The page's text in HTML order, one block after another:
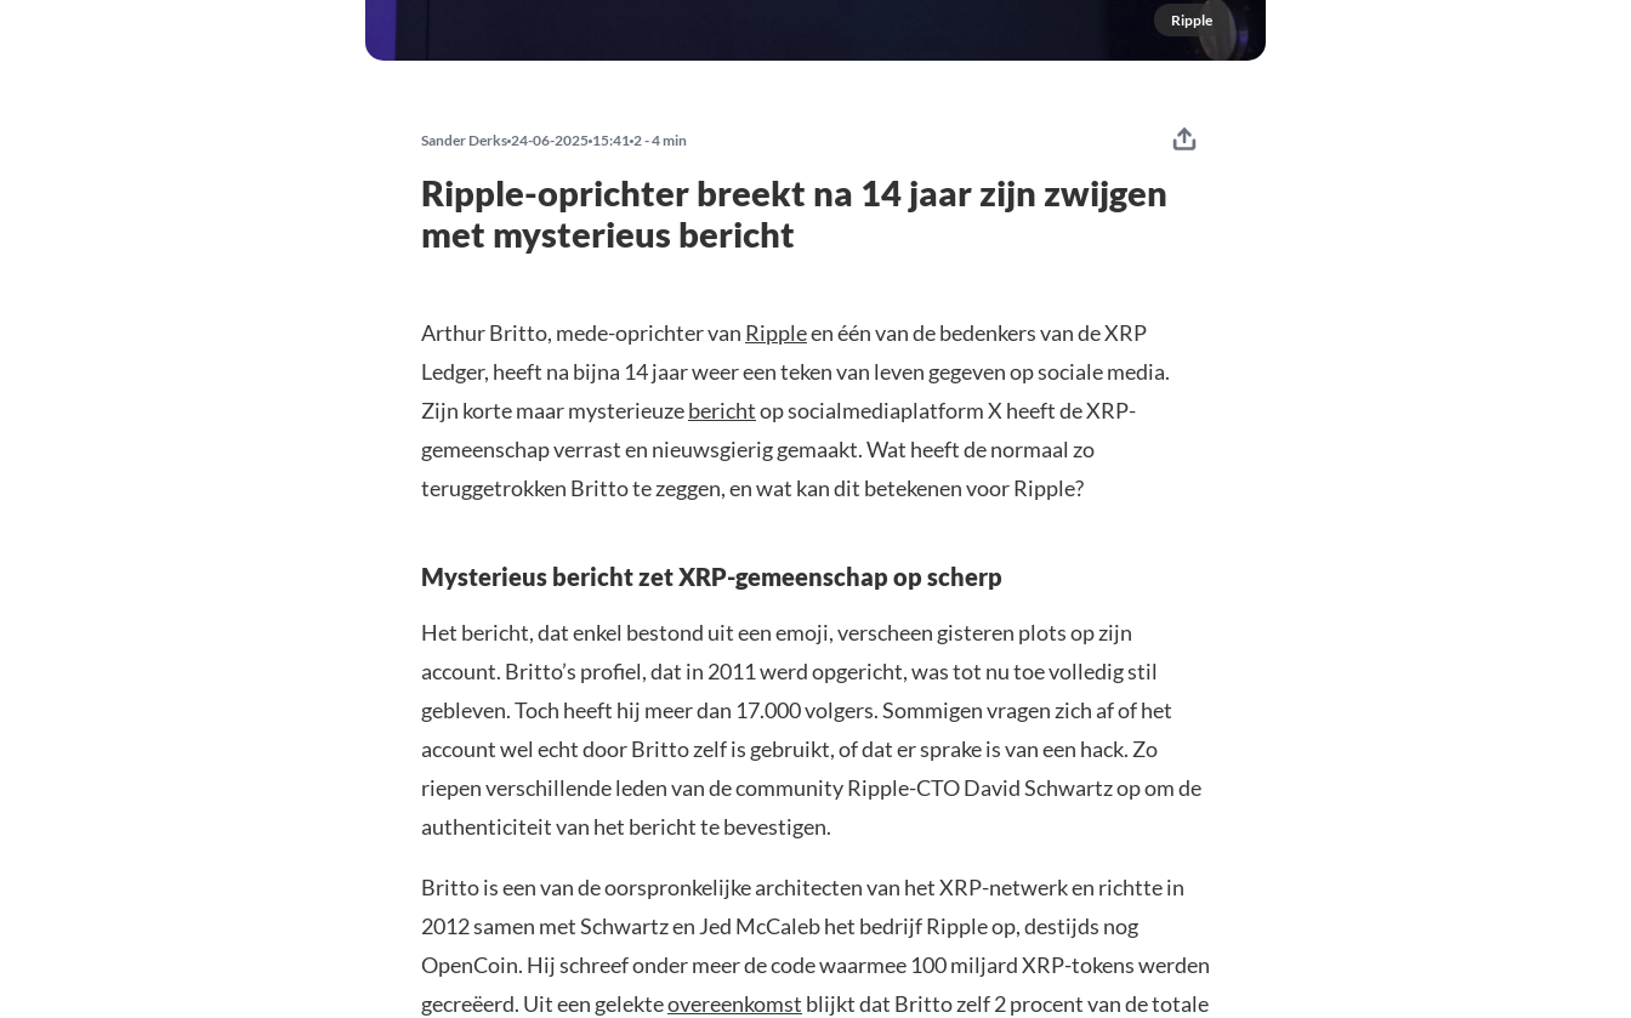
Ripple
Sander Derks 24-06-2025 15:41 2 - 4 min
Ripple-oprichter breekt na 14 jaar zijn zwijgen
met mysterieus bericht
Arthur Britto, mede-oprichter van Rippleen één van de bedenkers van de XRP
Ledger, heeft na bijna 14 jaar weer een teken van leven gegeven op sociale media.
Zijn korte maar mysterieuzeberichtop socialmediaplatform X heeft de XRP-
gemeenschap verrast en nieuwsgierig gemaakt. Wat heeft de normaal zo
teruggetrokken Britto te zeggen, en wat kan dit betekenen voor Ripple?
Mysterieus bericht zet XRP-gemeenschap op scherp
Het bericht, dat enkel bestond uit een emoji, verscheen gisteren plots op zijn
account. Britto’s profiel, dat in 2011 werd opgericht, was tot nu toe volledig stil
gebleven. Toch heeft hij meer dan 17.000 volgers. Sommigen vragen zich af of het
account wel echt door Britto zelf is gebruikt, of dat er sprake is van een hack. Zo
riepen verschillende leden van de community Ripple-CTO David Schwartz op om de
authenticiteit van het bericht te bevestigen.
Britto is een van de oorspronkelijke architecten van het XRP-netwerk en richtte in
2012 samen met Schwartz en Jed McCaleb het bedrijf Ripple op, destijds nog
OpenCoin. Hij schreef onder meer de code waarmee 100 miljard XRP-tokens werden
gecreëerd. Uit een gelekteovereenkomst blijkt dat Britto zelf 2 procent van de totale